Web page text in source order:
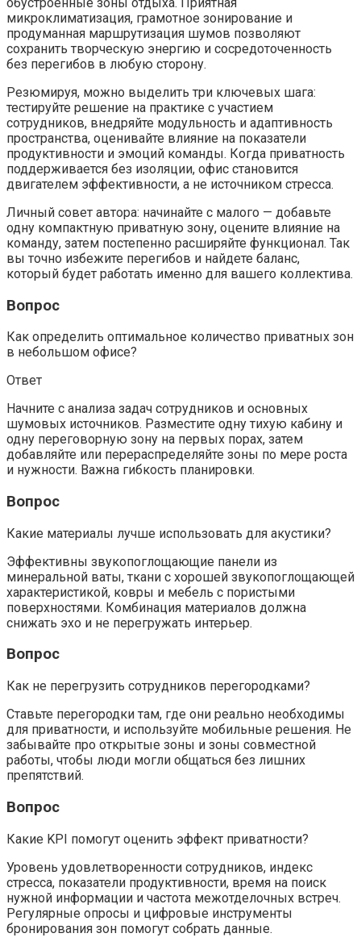
микроклиматизация, грамотное зонирование и
продуманная маршрутизация шумов позволяют
сохранить творческую энергию и сосредоточенность
без перегибов в любую сторону.
Резюмируя, можно выделить три ключевых шага:
тестируйте решение на практике с участием
сотрудников, внедряйте модульность и адаптивность
пространства, оценивайте влияние на показатели
продуктивности и эмоций команды. Когда приватность
поддерживается без изоляции, офис становится
двигателем эффективности, а не источником стресса.
Личный совет автора: начинайте с малого — добавьте
одну компактную приватную зону, оцените влияние на
команду, затем постепенно расширяйте функционал. Так
вы точно избежите перегибов и найдете баланс,
который будет работать именно для вашего коллектива.
Вопрос
Как определить оптимальное количество приватных зон
в небольшом офисе?
Ответ
Начните с анализа задач сотрудников и основных
шумовых источников. Разместите одну тихую кабину и
одну переговорную зону на первых порах, затем
добавляйте или перераспределяйте зоны по мере роста
и нужноcти. Важна гибкость планировки.
Вопрос
Какие материалы лучше использовать для акустики?
Эффективны звукопоглощающие панели из
минеральной ваты, ткани с хорошей звукопоглощающей
характеристикой, ковры и мебель с пористыми
поверхностями. Комбинация материалов должна
снижать эхо и не перегружать интерьер.
Вопрос
Как не перегрузить сотрудников перегородками?
Ставьте перегородки там, где они реально необходимы
для приватности, и используйте мобильные решения. Не
забывайте про открытые зоны и зоны совместной
работы, чтобы люди могли общаться без лишних
препятствий.
Вопрос
Какие KPI помогут оценить эффект приватности?
Уровень удовлетворенности сотрудников, индекс
стресса, показатели продуктивности, время на поиск
нужной информации и частота межотделочных встреч.
Регулярные опросы и цифровые инструменты
бронирования зон помогут собрать данные.